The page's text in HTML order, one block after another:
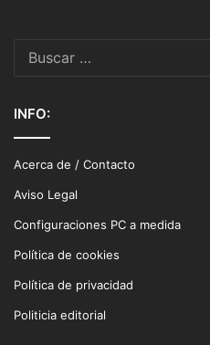
INFO:
Acerca de / Contacto
Aviso Legal
Configuraciones PC a medida
Política de cookies
Política de privacidad
Politicia editorial